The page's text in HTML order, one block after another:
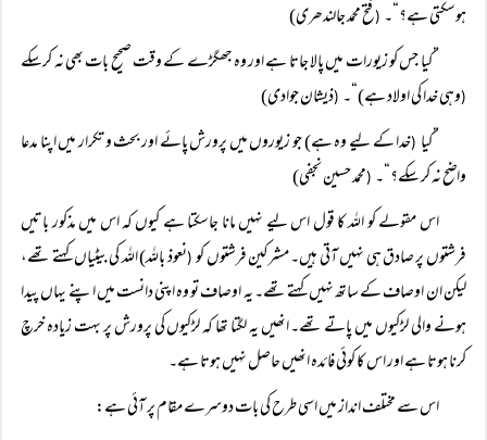
ہوسکتی ہے؟“۔ (فتح محمد جالندھری)
”کیا جس کو زیورات میں پالا جاتا ہے اور وہ جھگڑے کے وقت صحیح بات بھی نہ کرسکے
(وہی خدا کی اولاد ہے)“۔ (ذیشان جوادی)
”کیا (خدا کے لیے وہ ہے) جو زیوروں میں پرورش پائے اور بحث و تکرار میں اپنا مدعا
واضح نہ کر سکے؟“۔ (محمد حسین نجفی)
اس مقولے کو اللہ کا قول اس لیے نہیں مانا جاسکتا ہے کیوں کہ اس میں مذکور باتیں
فرشتوں پر صادق ہی نہیں آتی ہیں۔ مشرکین فرشتوں کو(نعوذ باللہ) اللہ کی بیٹیاں کہتے تھے،
لیکن ان اوصاف کے ساتھ نہیں کہتے تھے۔ یہ اوصاف تو وہ اپنی دانست میں اپنے یہاں پیدا
ہونے والی لڑکیوں میں پاتے تھے۔ انھیں یہ لگتا تھا کہ لڑکیوں کی پرورش پر بہت زیادہ خرچ
کرنا ہوتا ہے اور اس کا کوئی فائدہ انھیں حاصل نہیں ہوتا ہے۔
اس سے مختلف انداز میں اسی طرح کی بات دوسرے مقام پر آئی ہے: